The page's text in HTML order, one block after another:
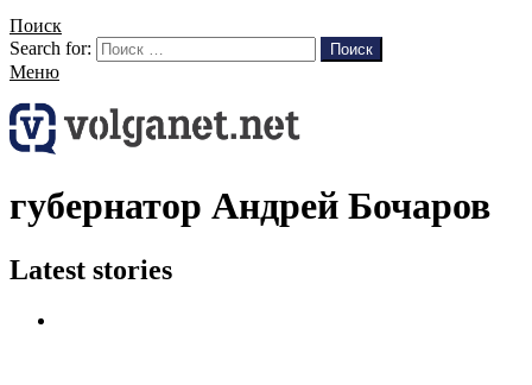
Поиск
Search for:
Поиск
Меню
губернатор Андрей Бочаров
Latest stories